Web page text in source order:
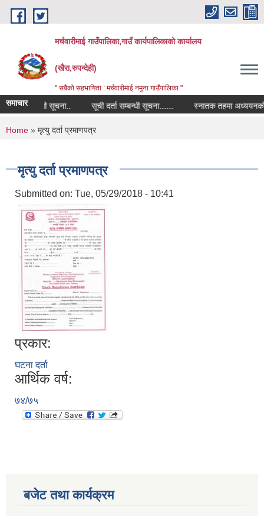
Skip to main content
मर्चवारीमाई गाउँपालिका,गाउँ कार्यपालिकाको कार्यालय
(खैरा,रुपन्देही)
" सबैको सहभागिता : मर्चवारीमाई नमुना गाउँपालिका "
समाचार
सम्बन्धी सूचना.. सूची दर्ता सम्बन्धी सूचना...... स्नातक तहमा अध्ययनको
You are here
Home » मृत्यु दर्ता प्रमाणपत्र
मृत्यु दर्ता प्रमाणपत्र
Submitted on: Tue, 05/29/2018 - 10:41
प्रकार:
घटना दर्ता
आर्थिक वर्ष:
७४/७५
बजेट तथा कार्यक्रम